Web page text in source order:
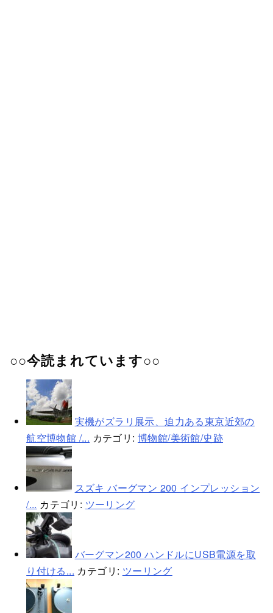
○○今読まれています○○
実機がズラリ展示、迫力ある東京近郊の
航空博物館 /... カテゴリ: 博物館/美術館/史跡
スズキ バーグマン 200 インプレッション
/... カテゴリ: ツーリング
バーグマン200 ハンドルにUSB電源を取
り付ける... カテゴリ: ツーリング